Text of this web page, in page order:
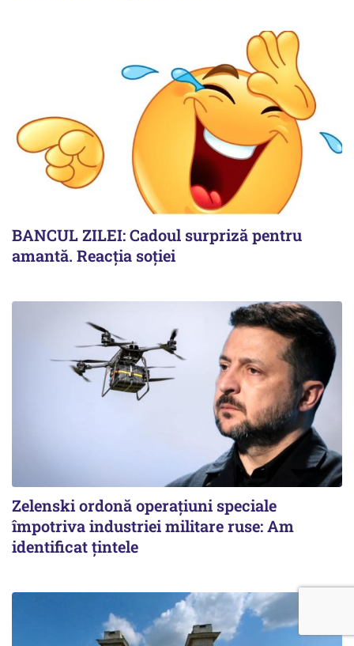
BANCUL ZILEI: Cadoul surpriză pentru
amantă. Reacția soției
Zelenski ordonă operațiuni speciale
împotriva industriei militare ruse: Am
identificat țintele